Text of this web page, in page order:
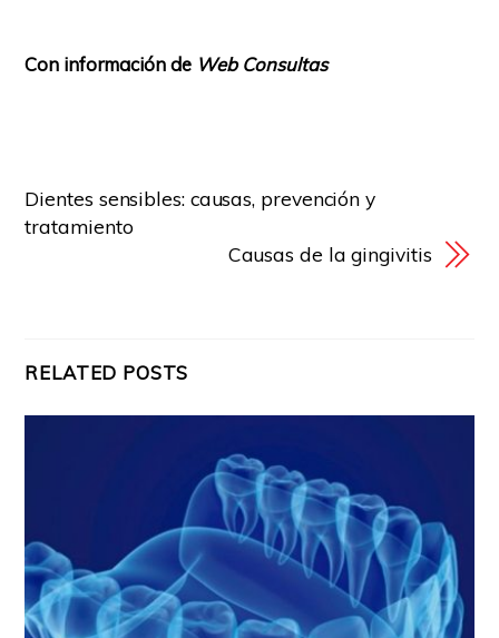
Con información de Web Consultas
Dientes sensibles: causas, prevención y
tratamiento
Causas de la gingivitis
RELATED POSTS